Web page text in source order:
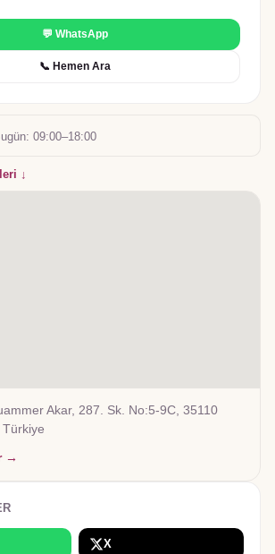
💬 WhatsApp
📞 Hemen Ara
09:00–18:00
↓
Akar, 287. Sk. No:5-9C, 35110
Türkiye
→
X